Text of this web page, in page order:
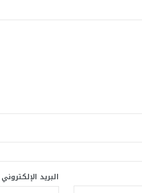
البريد الإلكتروني